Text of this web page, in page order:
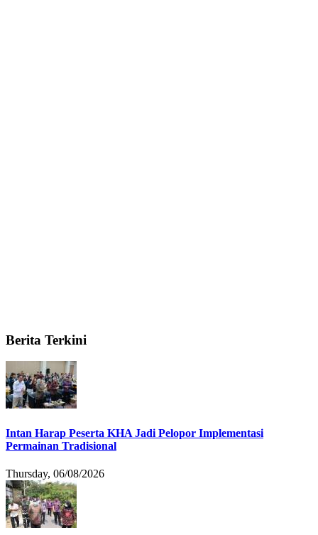
Berita Terkini
Intan Harap Peserta KHA Jadi Pelopor Implementasi
Permainan Tradisional
Thursday, 06/08/2026